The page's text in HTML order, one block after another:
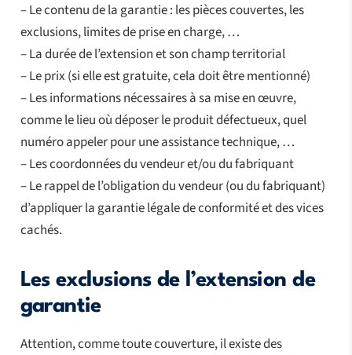
– Le contenu de la garantie : les pièces couvertes, les
exclusions, limites de prise en charge, …
– La durée de l’extension et son champ territorial
– Le prix (si elle est gratuite, cela doit être mentionné)
– Les informations nécessaires à sa mise en œuvre,
comme le lieu où déposer le produit défectueux, quel
numéro appeler pour une assistance technique, …
– Les coordonnées du vendeur et/ou du fabriquant
– Le rappel de l’obligation du vendeur (ou du fabriquant)
d’appliquer la garantie légale de conformité et des vices
cachés.
Les exclusions de l’extension de
garantie
Attention, comme toute couverture, il existe des